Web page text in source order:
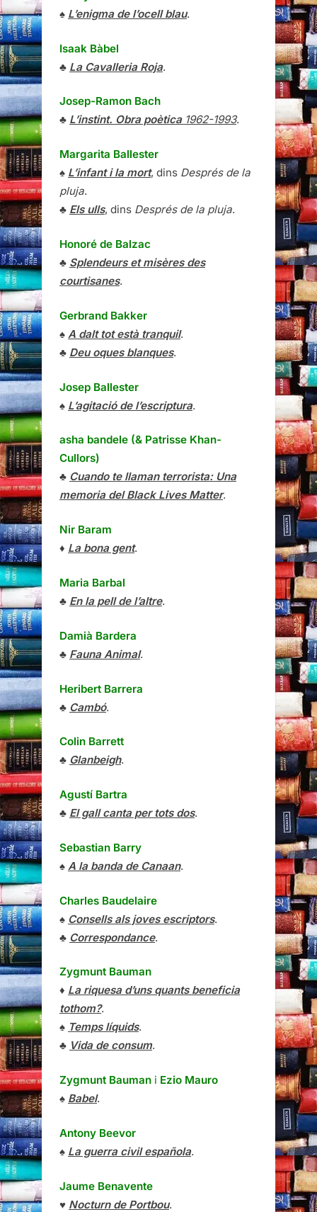
♠ L’enigma de l’ocell blau.
Isaak Bàbel
♣ La Cavalleria Roja.
Josep-Ramon Bach
♣ L’instint. Obra poètica1962-1993.
Margarita Ballester
♠ L’infant i la mort, dins Després de la
pluja.
♣ Els ulls, dins Després de la pluja.
Honoré de Balzac
♣ Splendeurs et misères des
courtisanes.
Gerbrand Bakker
♠ A dalt tot està tranquil.
♣ Deu oques blanques.
Josep Ballester
♠ L’agitació de l’escriptura.
asha bandele (& Patrisse Khan-
Cullors)
♣ Cuando te llaman terrorista: Una
memoria del Black Lives Matter.
Nir Baram
♦ La bona gent.
Maria Barbal
♣ En la pell de l’altre.
Damià Bardera
♣ Fauna Animal.
Heribert Barrera
♣ Cambó.
Colin Barrett
♣ Glanbeigh.
Agustí Bartra
♣ El gall canta per tots dos.
Sebastian Barry
♠ A la banda de Canaan.
Charles Baudelaire
♠ Consells als joves escriptors.
♣ Correspondance.
Zygmunt Bauman
♦ La riquesa d’uns quants beneficia
tothom?.
♠ Temps líquids.
♣ Vida de consum.
Zygmunt Bauman i Ezio Mauro
♠ Babel.
Antony Beevor
♠ La guerra civil española.
Jaume Benavente
♥ Nocturn de Portbou.